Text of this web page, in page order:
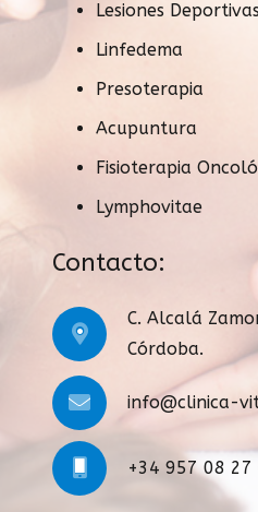
Lesiones Deportivas
Linfedema
Presoterapia
Acupuntura
Fisioterapia
Lymphovitae
Contacto:
C. Alcalá
Córdoba.
info@clinica-
+34 957 08 27